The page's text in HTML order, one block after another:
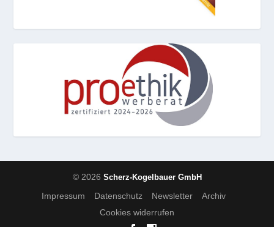
© 2026 Scherz-Kogelbauer GmbH
Impressum Datenschutz Newsletter
Archiv
Cookies widerrufen